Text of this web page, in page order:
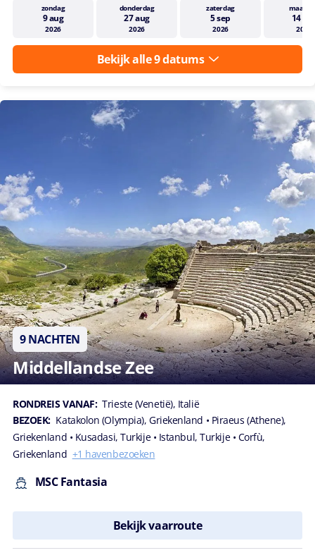
zondag
9 aug
2026
donderdag
27 aug
2026
zaterdag
5 sep
2026
14
2026
Bekijk alle 9 datums
9 NACHTEN
Middellandse Zee
RONDREIS VANAF: Trieste (Venetië), Italië
BEZOEK: Katakolon (Olympia), Griekenland • Piraeus (Athene),
Griekenland • Kusadasi, Turkije • Istanbul, Turkije • Corfù,
Griekenland +1 havenbezoeken
MSC Fantasia
Bekijk vaarroute